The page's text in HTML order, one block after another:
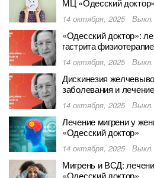
МЦ «Одесский доктор»
14 октября, 2025 Выкл.
«Одесский доктор»:
гастрита
14 октября, 2025 Выкл.
Дискинезия
заболевания и
14 октября, 2025 Выкл.
Лечение мигрени у
«Одесский доктор»
14 октября, 2025 Выкл.
Мигрень и ВСД:
«Одесский доктор»